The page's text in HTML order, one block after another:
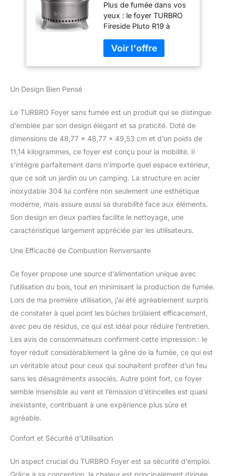
Combustion du Bois
en Plein air,
réchaud de
Camping Portable
en Acier Inoxydable
304 avec Support,
bac à Cendres
Plus de fumée dans vos
yeux : le foyer TURBRO
Fireside Pluto R19 à
plusieurs trous de sortie
d'air disperse la fumée,
l'empêchant de souffler
Un Design Bien Pensé
Le TURBRO Foyer sans fumée est un produit qui se distingue
d’emblée par son design élégant et sa praticité. Doté de
dimensions de 48,77 x 48,77 x 49,53 cm et d’un poids de
11,14 kilogrammes, ce foyer est conçu pour la mobilité. Il
s’intègre parfaitement dans n’importe quel espace extérieur,
que ce soit un jardin ou un camping. La structure en acier
inoxydable 304 lui confère non seulement une esthétique
moderne, mais assure aussi sa durabilité face aux éléments.
Son design en deux parties facilite le nettoyage, une
caractéristique largement appréciée par les utilisateurs.
Une Efficacité de Combustion Renversante
Ce foyer propose une source d’alimentation unique avec
l’utilisation du bois, tout en minimisant la production de fumée.
Lors de ma première utilisation, j’ai été agréablement surpris
de constater à quel point les bûches brûlaient efficacement,
avec peu de résidus, ce qui est idéal pour réduire l’entretien.
Les avis de consommateurs confirment cette impression : le
foyer réduit considérablement la gêne de la fumée, ce qui est
un véritable atout pour ceux qui souhaitent profiter d’un feu
sans les désagréments associés. Autre point fort, ce foyer
semble insensible au vent et l’émission d’étincelles est quasi
inexistante, contribuant à une expérience plus sûre et
agréable.
Confort et Sécurité d’Utilisation
Un aspect crucial du TURBRO Foyer est sa sécurité d’emploi.
Grâce à sa conception, la chaleur est principalement dirigée